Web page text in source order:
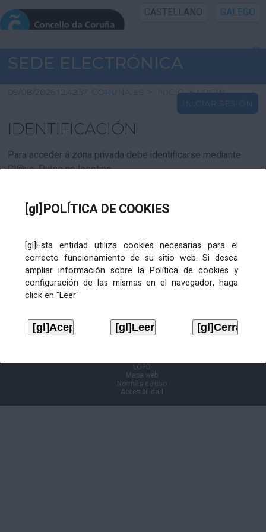
[gl]POLÍTICA DE COOKIES
[gl]Esta entidad utiliza cookies necesarias para el
correcto funcionamiento de su sitio web. Si desea
ampliar información sobre la Política de cookies y
configuración de las mismas en el navegador, haga
click en "Leer"
CASTELLANO GALEGO
INICIO SEDE
INICIO
INFORMACIÓN PÚBLICA
CARTAFOL CIDADÁN
SEDE ELECTRÓNICA
09/08/2026 12:42:57 CORUNA.ES > INICIO > LOGIN
INICIAR SESIÓN
IDENTIFICACIÓN
Para acceder á zona privada debe identificarse mediante
Cl@ve. Pulse no logotipo
LOPD
Mapa web
Normas de uso
Accesibilidad